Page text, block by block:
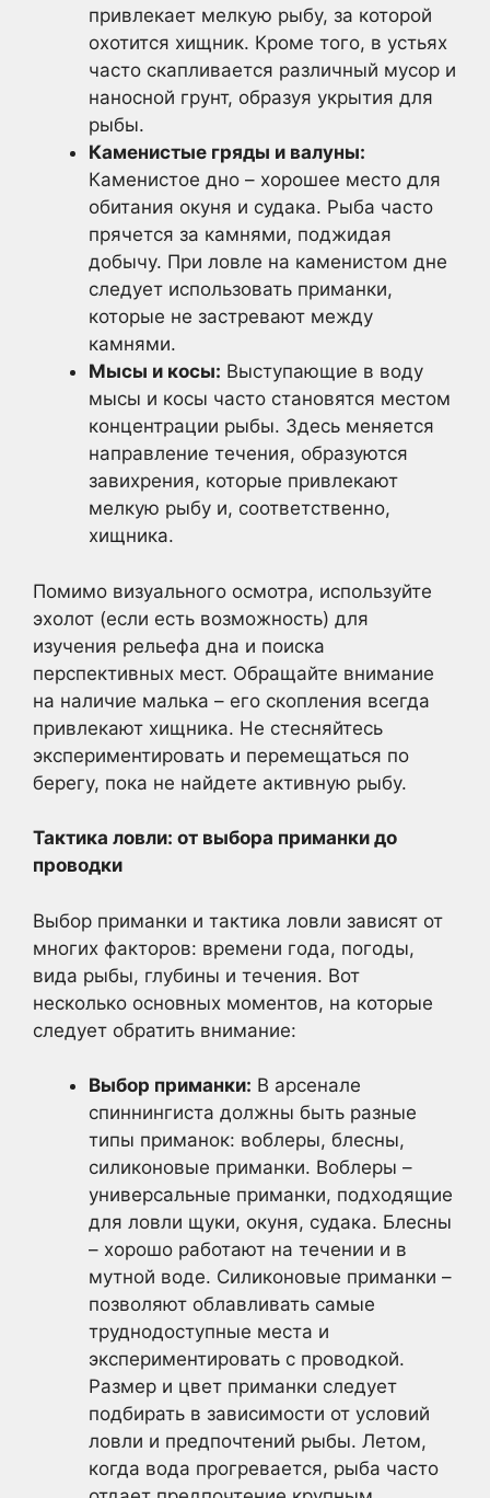
привлекает мелкую рыбу, за которой
охотится хищник. Кроме того, в устьях
часто скапливается различный мусор и
наносной грунт, образуя укрытия для
рыбы.
Каменистые гряды и валуны:
Каменистое дно – хорошее место для
обитания окуня и судака. Рыба часто
прячется за камнями, поджидая
добычу. При ловле на каменистом дне
следует использовать приманки,
которые не застревают между
камнями.
Мысы и косы: Выступающие в воду
мысы и косы часто становятся местом
концентрации рыбы. Здесь меняется
направление течения, образуются
завихрения, которые привлекают
мелкую рыбу и, соответственно,
хищника.
Помимо визуального осмотра, используйте
эхолот (если есть возможность) для
изучения рельефа дна и поиска
перспективных мест. Обращайте внимание
на наличие малька – его скопления всегда
привлекают хищника. Не стесняйтесь
экспериментировать и перемещаться по
берегу, пока не найдете активную рыбу.
Тактика ловли: от выбора приманки до
проводки
Выбор приманки и тактика ловли зависят от
многих факторов: времени года, погоды,
вида рыбы, глубины и течения. Вот
несколько основных моментов, на которые
следует обратить внимание:
Выбор приманки: В арсенале
спиннингиста должны быть разные
типы приманок: воблеры, блесны,
силиконовые приманки. Воблеры –
универсальные приманки, подходящие
для ловли щуки, окуня, судака. Блесны
– хорошо работают на течении и в
мутной воде. Силиконовые приманки –
позволяют облавливать самые
труднодоступные места и
экспериментировать с проводкой.
Размер и цвет приманки следует
подбирать в зависимости от условий
ловли и предпочтений рыбы. Летом,
когда вода прогревается, рыба часто